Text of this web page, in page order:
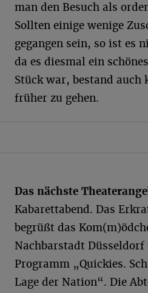
man den Besuch als
Sollten einige wenige
gegangen sein, so ist es
da es diesmal ein
Stück war, bestand auch
früher zu gehen.
Das nächste
Kabarettabend. Das
begrüßt das
Nachbarstadt
Programm „Quickies.
Lage der Nation“. Die